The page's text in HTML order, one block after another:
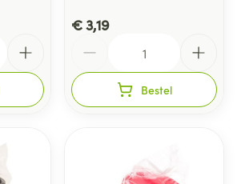
€ 3,19
Bestel